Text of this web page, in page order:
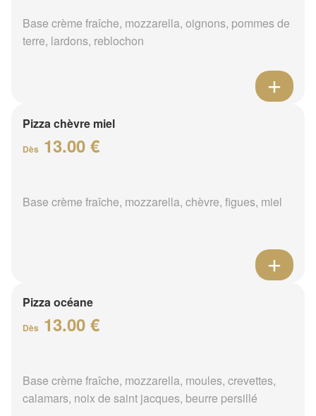
Base crème fraîche, mozzarella, oignons, pommes de
terre, lardons, reblochon
Pizza chèvre miel
Dès 13.00 €
Base crème fraîche, mozzarella, chèvre, figues, miel
Pizza océane
Dès 13.00 €
Base crème fraîche, mozzarella, moules, crevettes,
calamars, noix de saint jacques, beurre persillé